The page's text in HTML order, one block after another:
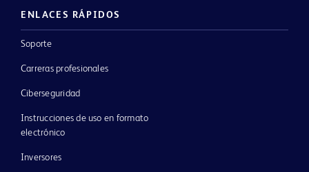
ENLACES RÁPIDOS
Soporte
Carreras profesionales
Ciberseguridad
Instrucciones de uso en formato
electrónico
Inversores